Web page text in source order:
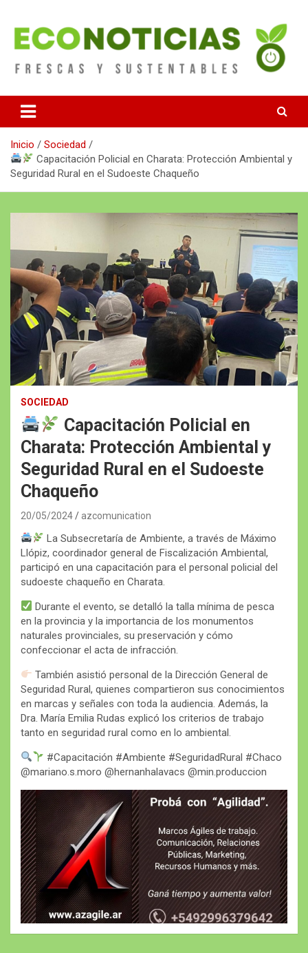
contenido
Econoticias
Inicio
Sociedad
Capacitación Policial en Charata: Protección Ambiental y
Seguridad Rural en el Sudoeste Chaqueño
SOCIEDAD
Capacitación Policial en
Charata: Protección Ambiental y
Seguridad Rural en el Sudoeste
Chaqueño
20/05/2024 azcomunication
La Subsecretaría de Ambiente, a través de Máximo
Llópiz, coordinador general de Fiscalización Ambiental,
participó en una capacitación para el personal policial del
sudoeste chaqueño en Charata.
Durante el evento, se detalló la talla mínima de pesca
en la provincia y la importancia de los monumentos
naturales provinciales, su preservación y cómo
confeccionar el acta de infracción.
También asistió personal de la Dirección General de
Seguridad Rural, quienes compartieron sus conocimientos
en marcas y señales con toda la audiencia. Además, la
Dra. María Emilia Rudas explicó los criterios de trabajo
tanto en seguridad rural como en lo ambiental.
#Capacitación #Ambiente #SeguridadRural #Chaco
@mariano.s.moro @hernanhalavacs @min.produccion